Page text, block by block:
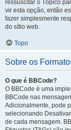
ressuscitar o Tópico
vir esta opção, então
fazer simplesmente
do sítio web.
Topo
Sobre os
O que é BBCode?
O BBCode é uma
BBCode nas
Adicionalmente, pode
selecionando
de cada mensagem.